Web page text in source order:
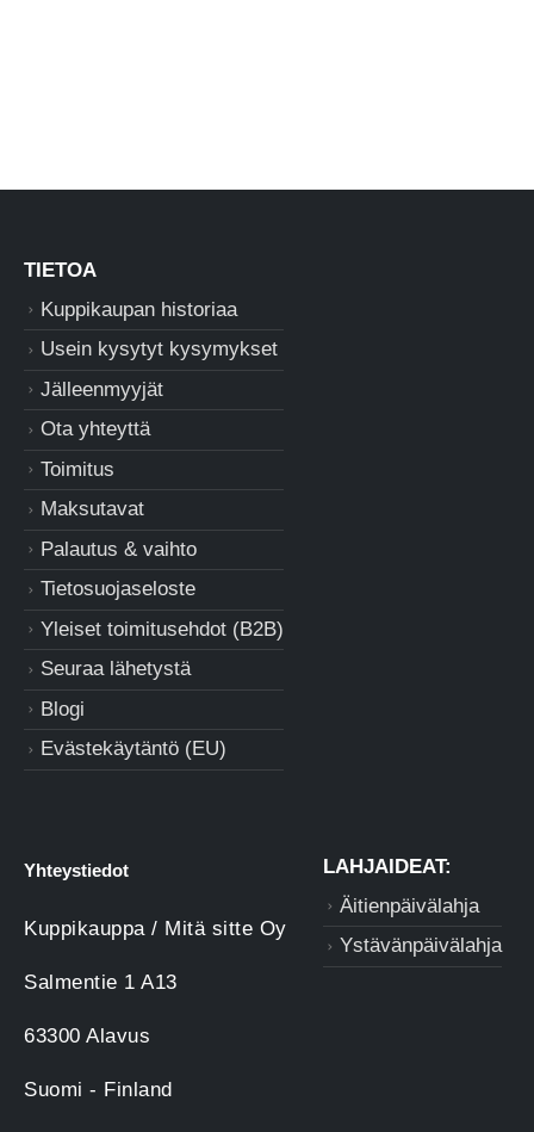
TIETOA
Kuppikaupan historiaa
Usein kysytyt kysymykset
Jälleenmyyjät
Ota yhteyttä
Toimitus
Maksutavat
Palautus & vaihto
Tietosuojaseloste
Yleiset toimitusehdot (B2B)
Seuraa lähetystä
Blogi
Evästekäytäntö (EU)
Yhteystiedot
Kuppikauppa / Mitä sitte Oy
Salmentie 1 A13
63300 Alavus
Suomi - Finland
LAHJAIDEAT:
Äitienpäivälahja
Ystävänpäivälahja